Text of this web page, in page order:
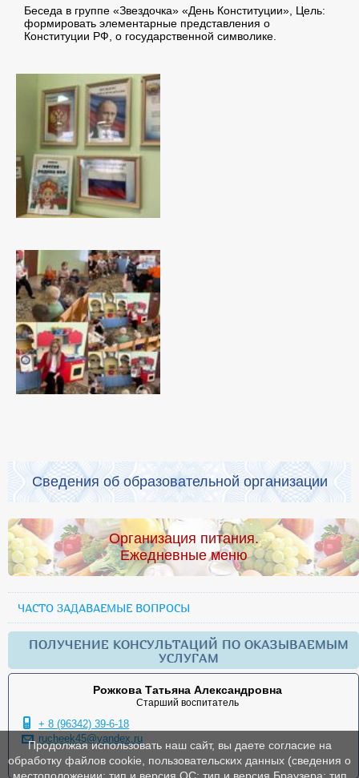
Беседа в группе «Звездочка» «День Конституции», Цель:
формировать элементарные представления о
Конституции РФ, о государственной символике.
Сведения об образовательной организации
Организация питания.
Ежедневные меню
ЧАСТО ЗАДАВАЕМЫЕ ВОПРОСЫ
ПОЛУЧЕНИЕ КОНСУЛЬТАЦИЙ ПО ОКАЗЫВАЕМЫМ
УСЛУГАМ
Рожкова Татьяна Александровна
Старший воспитатель
+ 8 (96342) 39-6-18
rucheek45@yandex.ru
Продолжая использовать наш сайт, вы даете согласие на
обработку файлов cookie, пользовательских данных (сведения о